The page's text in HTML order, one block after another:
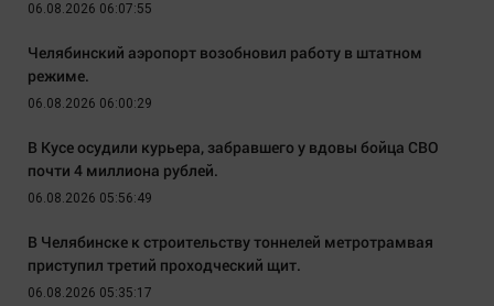
06.08.2026 06:07:55
Челябинский аэропорт возобновил работу в штатном
режиме.
06.08.2026 06:00:29
В Кусе осудили курьера, забравшего у вдовы бойца СВО
почти 4 миллиона рублей.
06.08.2026 05:56:49
В Челябинске к строительству тоннелей метротрамвая
приступил третий проходческий щит.
06.08.2026 05:35:17